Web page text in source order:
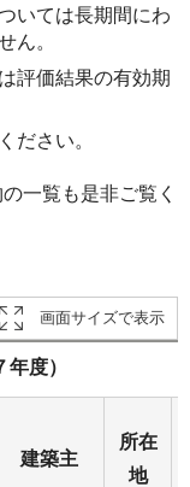
いては長期間にわ
ん。
評価結果の有効期
ださい。
一覧も是非ご覧く
画面サイズで表示
度）
建築主
所在
地